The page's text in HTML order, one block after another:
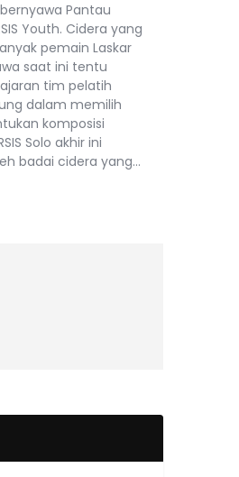
Pantau
Youth. Cidera yang
pemain Laskar
saat ini tentu
tim pelatih
dalam memilih
komposisi
Solo akhir ini
badai cidera yang…